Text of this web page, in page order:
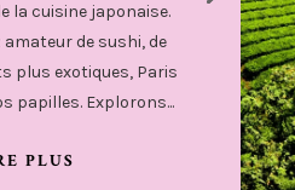
la cuisine japonaise.
amateur de sushi, de
plus exotiques, Paris
papilles. Explorons...
PLUS